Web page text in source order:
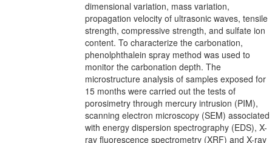
dimensional variation, mass variation,
propagation velocity of ultrasonic waves, tensile
strength, compressive strength, and sulfate ion
content. To characterize the carbonation,
phenolphthalein spray method was used to
monitor the carbonation depth. The
microstructure analysis of samples exposed for
15 months were carried out the tests of
porosimetry through mercury intrusion (PIM),
scanning electron microscopy (SEM) associated
with energy dispersion spectrography (EDS), X-
ray fluorescence spectrometry (XRF) and X-ray